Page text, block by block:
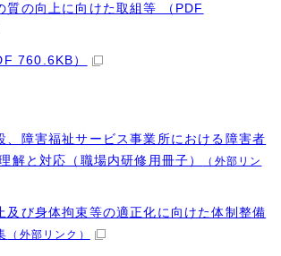
質の向上に向けた取組等 （PDF
760.6KB）
、障害福祉サービス事業所における障害者
解と対応（職場内研修用冊子）
（外部リン
及び身体拘束等の適正化に向けた体制整備
（外部リンク）